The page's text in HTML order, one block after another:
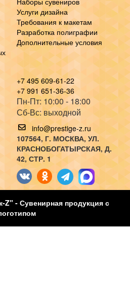
Услуги дизайна
Требования к макетам
Разработка полиграфии
Дополнительные условия
+7 495 609-61-22
+7 991 651-36-36
Пн-Пт: 10:00 - 18:00
Сб-Вс: выходной
info@prestige-z.ru
107564, Г. МОСКВА, УЛ.
КРАСНОБОГАТЫРСКАЯ, Д.
42, СТР. 1
Z" - Сувенирная продукция с